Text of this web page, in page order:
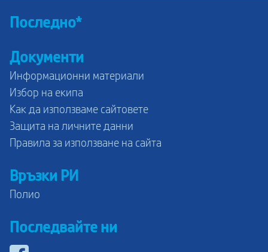
Последно*
Документи
Информационни материали
Избор на екипа
Как да използваме сайтовете
Защита на личните данни
Правила за използване на сайта
Връзки РИ
Полио
Последвайте ни